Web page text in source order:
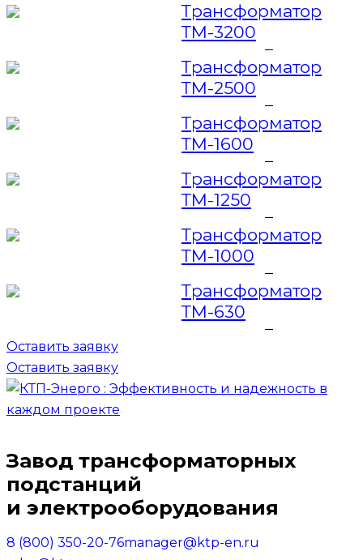
Трансформатор
ТМ-3200
Трансформатор
ТМ-2500
Трансформатор
ТМ-1600
Трансформатор
ТМ-1250
Трансформатор
ТМ-1000
Трансформатор
ТМ-630
Оставить заявку
Оставить заявку
Завод трансформаторных
подстанций
и электрооборудования
8 (800) 350-20-76manager@ktp-en.ru